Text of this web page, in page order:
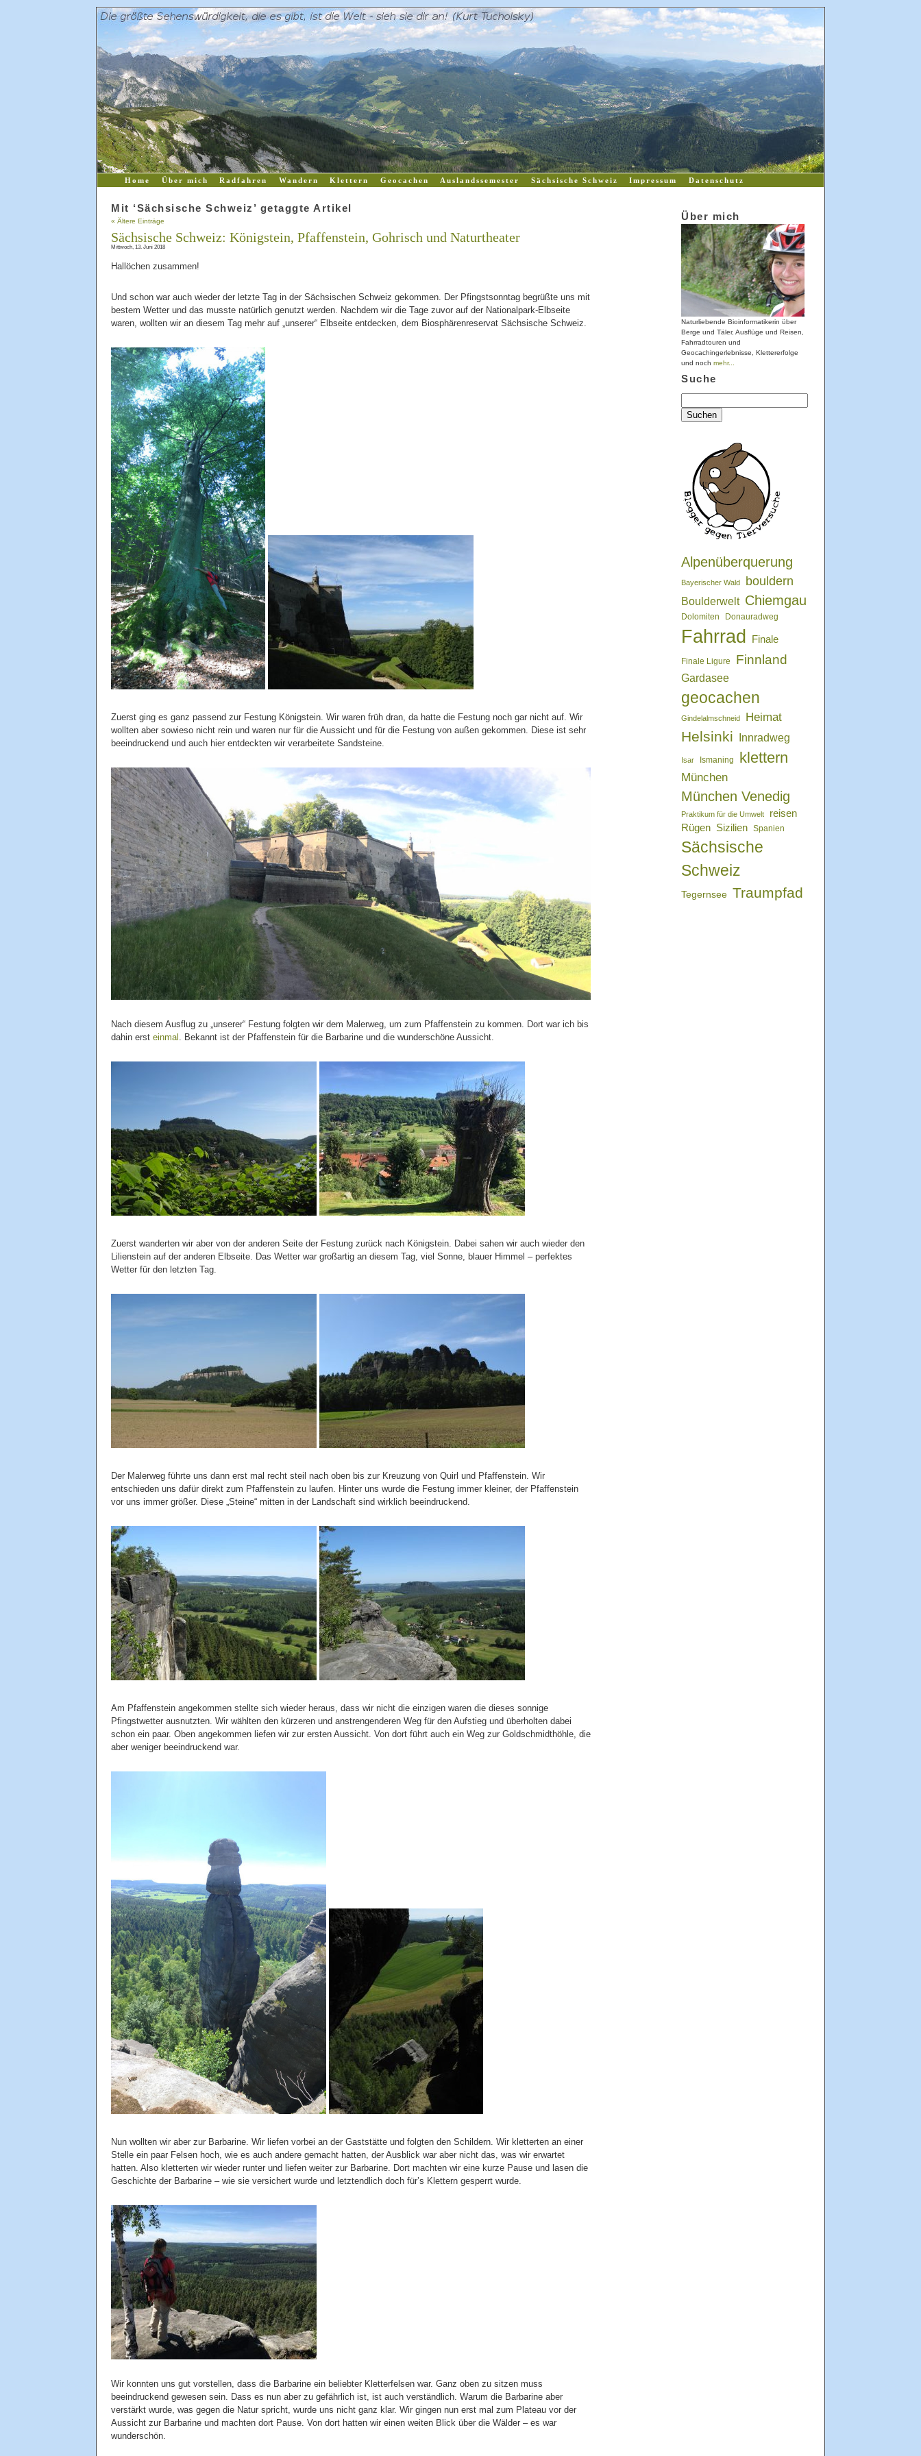
Home Über mich Radfahren Wandern Klettern Geocachen Auslandssemester Sächsische Schweiz Impressum Datenschutz
Mit ‘Sächsische Schweiz’ getaggte Artikel
« Ältere Einträge
Sächsische Schweiz: Königstein, Pfaffenstein, Gohrisch und Naturtheater
Mittwoch, 13. Juni 2018
Hallöchen zusammen!
Und schon war auch wieder der letzte Tag in der Sächsischen Schweiz gekommen. Der Pfingstsonntag begrüßte uns mit
bestem Wetter und das musste natürlich genutzt werden. Nachdem wir die Tage zuvor auf der Nationalpark-Elbseite
waren, wollten wir an diesem Tag mehr auf „unserer“ Elbseite entdecken, dem Biosphärenreservat Sächsische Schweiz.
Zuerst ging es ganz passend zur Festung Königstein. Wir waren früh dran, da hatte die Festung noch gar nicht auf. Wir
wollten aber sowieso nicht rein und waren nur für die Aussicht und für die Festung von außen gekommen. Diese ist sehr
beeindruckend und auch hier entdeckten wir verarbeitete Sandsteine.
Nach diesem Ausflug zu „unserer“ Festung folgten wir dem Malerweg, um zum Pfaffenstein zu kommen. Dort war ich bis
dahin erst einmal . Bekannt ist der Pfaffenstein für die Barbarine und die wunderschöne Aussicht.
Zuerst wanderten wir aber von der anderen Seite der Festung zurück nach Königstein. Dabei sahen wir auch wieder den
Lilienstein auf der anderen Elbseite. Das Wetter war großartig an diesem Tag, viel Sonne, blauer Himmel – perfektes
Wetter für den letzten Tag.
Der Malerweg führte uns dann erst mal recht steil nach oben bis zur Kreuzung von Quirl und Pfaffenstein. Wir
entschieden uns dafür direkt zum Pfaffenstein zu laufen. Hinter uns wurde die Festung immer kleiner, der Pfaffenstein
vor uns immer größer. Diese „Steine“ mitten in der Landschaft sind wirklich beeindruckend.
Am Pfaffenstein angekommen stellte sich wieder heraus, dass wir nicht die einzigen waren die dieses sonnige
Pfingstwetter ausnutzten. Wir wählten den kürzeren und anstrengenderen Weg für den Aufstieg und überholten dabei
schon ein paar. Oben angekommen liefen wir zur ersten Aussicht. Von dort führt auch ein Weg zur Goldschmidthöhle, die
aber weniger beeindruckend war.
Nun wollten wir aber zur Barbarine. Wir liefen vorbei an der Gaststätte und folgten den Schildern. Wir kletterten an einer
Stelle ein paar Felsen hoch, wie es auch andere gemacht hatten, der Ausblick war aber nicht das, was wir erwartet
hatten. Also kletterten wir wieder runter und liefen weiter zur Barbarine. Dort machten wir eine kurze Pause und lasen die
Geschichte der Barbarine – wie sie versichert wurde und letztendlich doch für’s Klettern gesperrt wurde.
Wir konnten uns gut vorstellen, dass die Barbarine ein beliebter Kletterfelsen war. Ganz oben zu sitzen muss
beeindruckend gewesen sein. Dass es nun aber zu gefährlich ist, ist auch verständlich. Warum die Barbarine aber
verstärkt wurde, was gegen die Natur spricht, wurde uns nicht ganz klar. Wir gingen nun erst mal zum Plateau vor der
Aussicht zur Barbarine und machten dort Pause. Von dort hatten wir einen weiten Blick über die Wälder – es war
wunderschön.
Über mich
Naturliebende Bioinformatikerin über
Berge und Täler, Ausflüge und Reisen,
Fahrradtouren und
Geocachingerlebnisse, Klettererfolge
und noch mehr...
Suche
nach:
Alpenüberquerung
Bayerischer Wald bouldern
Boulderwelt Chiemgau
Dolomiten Donauradweg
Fahrrad Finale
Finale Ligure Finnland
Gardasee
geocachen
Gindelalmschneid Heimat
Helsinki Innradweg
Isar Ismaning klettern
München
München Venedig
Praktikum für die Umwelt
reisen
Rügen Sizilien Spanien
Sächsische
Schweiz
Tegernsee Traumpfad